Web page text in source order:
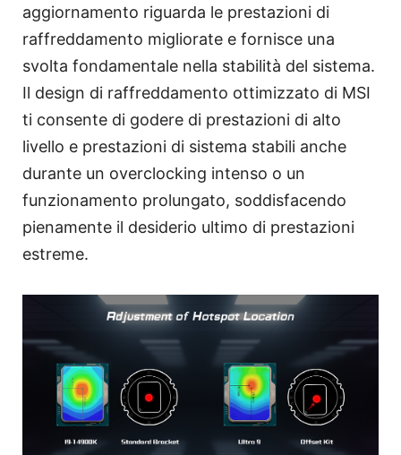
aggiornamento riguarda le prestazioni di
raffreddamento migliorate e fornisce una
svolta fondamentale nella stabilità del sistema.
Il design di raffreddamento ottimizzato di MSI
ti consente di godere di prestazioni di alto
livello e prestazioni di sistema stabili anche
durante un overclocking intenso o un
funzionamento prolungato, soddisfacendo
pienamente il desiderio ultimo di prestazioni
estreme.